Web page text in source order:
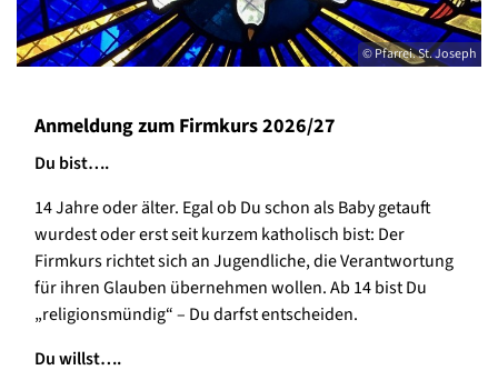
© Pfarrei. St. Joseph
Anmeldung zum Firmkurs 2026/27
Du bist….
14 Jahre oder älter. Egal ob Du schon als Baby getauft
wurdest oder erst seit kurzem katholisch bist: Der
Firmkurs richtet sich an Jugendliche, die Verantwortung
für ihren Glauben übernehmen wollen. Ab 14 bist Du
„religionsmündig“ – Du darfst entscheiden.
Du willst….